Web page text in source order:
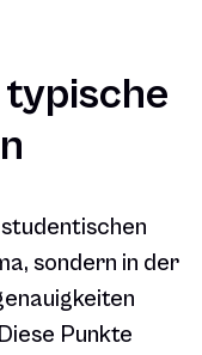
sondern in der
Punkte